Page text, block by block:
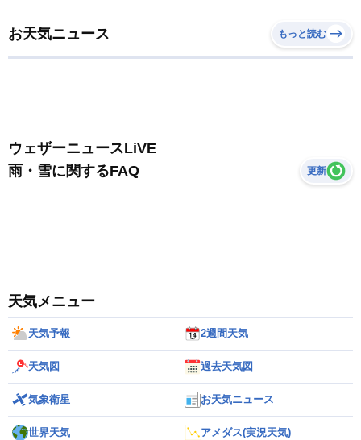
お天気ニュース もっと読む
ウェザーニュースLiVE
雨・雪に関するFAQ
更新
天気メニュー
天気予報 2週間天気
天気図 過去天気図
気象衛星 お天気ニュース
世界天気 アメダス(実況天気)